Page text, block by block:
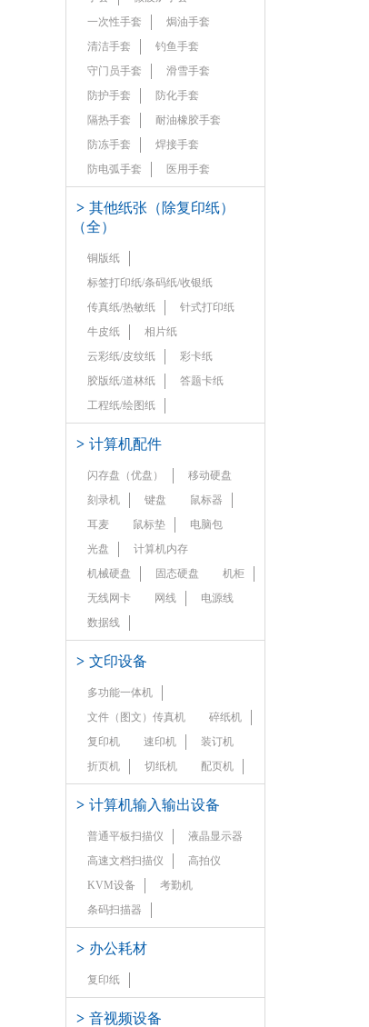
一次性手套
焗油手套
清洁手套
钓鱼手套
守门员手套
滑雪手套
防护手套
防化手套
隔热手套
耐油橡胶手套
防冻手套
焊接手套
防电弧手套
医用手套
> 其他纸张（除复印纸）
（全）
铜版纸
标签打印纸/条码纸/收银纸
传真纸/热敏纸
针式打印纸
牛皮纸
相片纸
云彩纸/皮纹纸
彩卡纸
胶版纸/道林纸
答题卡纸
工程纸/绘图纸
> 计算机配件
闪存盘（优盘）
移动硬盘
刻录机
键盘
鼠标器
耳麦
鼠标垫
电脑包
光盘
计算机内存
机械硬盘
固态硬盘
机柜
无线网卡
网线
电源线
数据线
> 文印设备
多功能一体机
文件（图文）传真机
碎纸机
复印机
速印机
装订机
折页机
切纸机 配页机
> 计算机输入输出设备
普通平板扫描仪
液晶显示器
高速文档扫描仪
高拍仪
KVM设备
考勤机
条码扫描器
> 办公耗材
复印纸
> 音视频设备